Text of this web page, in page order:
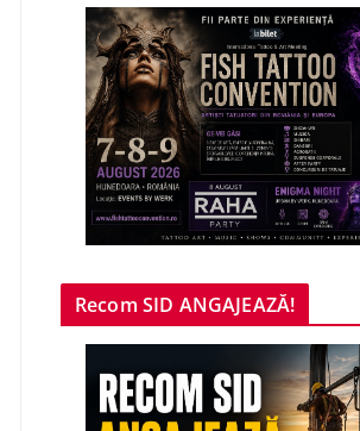
Recom SID ANGAJEAZĂ!